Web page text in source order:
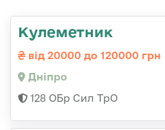
Кулеметник
від 20000 до 120000 грн
Дніпро
128 ОБр Сил ТрО